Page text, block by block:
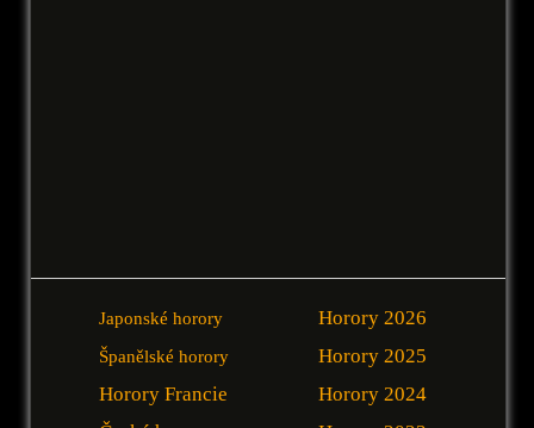
Japonské horory
Španělské horory
Horory Francie
Horory 2026
Horory 2025
Horory 2024